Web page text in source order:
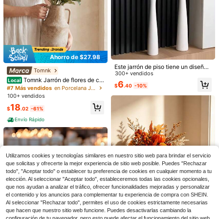
1 pieza Jarrón con lazo rosa, jarrón
de flores, diseño minimalista de alta
gama, adecuado para decoración d
e habitación, sala de estar, escritori
o, estudio, comedor, oficina, jarrón d
e artesanía exquisita
200+ vendidos
$1.60 -11%
Ahorro de $0.33
Jarrón cilíndrico de vidrio borosilica
to para decoración central, jarrón ci
istente a los golpes - Decoración c
entral de estilo bohemio duradera p
ara bodas, fiestas y decoración del
hogar - Jarrón de flores redondo irr
ompible para arreglos florales, centr
o de mesa minimalista para la mesa
#5 Más vendidos
$2.87 -10%
Ahorro de $27.98
Tomnk
Local Tomnk Jarrón de flores de ce
rámica de 28 cm de estilo rústico y
de granja, jarrones decorativos de t
mesa, chimenea, sala de estar, bañ
#7 Más vendidos
en Porcelana Jarrones y accesorios para jarrones
100+ vendidos
$18.02 -61%
Envío Rápido
Este jarrón de piso tiene un diseño
minimalista moderno y estilizado, a
decuado para exhibir ramas y flores
secas. Se puede usar como un jarró
n decorativo alto y delgado, coloca
do cerca de la chimenea, en el dor
mitorio, la cocina o la sala de estar.
300+ vendidos
$6.40 -10%
Utilizamos cookies y tecnologías similares en nuestro sitio web para brindar el servicio
que solicitas y ofrecerte la mejor experiencia de sitio web posible. Puedes "Rechazar
todo", "Aceptar todo" o establecer tu preferencia de cookies en cualquier momento a tu
elección. Al seleccionar "Aceptar todo", estableceremos todas las cookies opcionales,
que nos ayudan a analizar el tráfico, ofrecer funcionalidades mejoradas y personalizar
el contenido y los anuncios para complementar tu experiencia de compra con SHEIN.
Al seleccionar "Rechazar todo", permites el uso de cookies estrictamente necesarias
que hacen que nuestro sitio web funcione. Puedes desactivarlas cambiando la